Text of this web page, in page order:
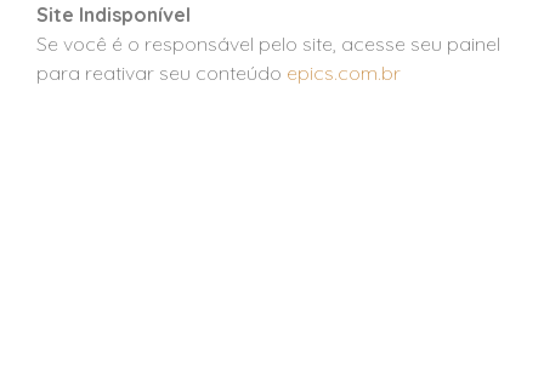
Site Indisponível
Se você é o responsável pelo site, acesse seu painel
para reativar seu conteúdo epics.com.br